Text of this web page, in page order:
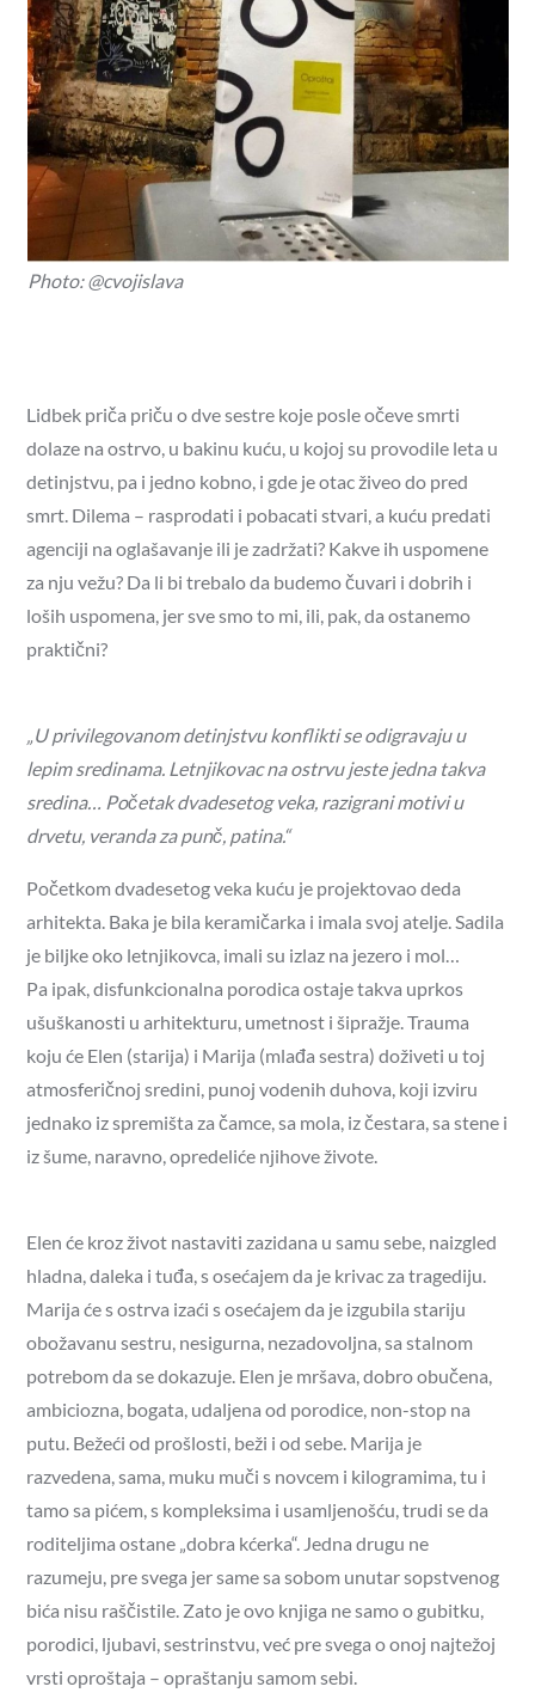
Photo: @cvojislava
Lidbek priča priču o dve sestre koje posle očeve smrti
dolaze na ostrvo, u bakinu kuću, u kojoj su provodile leta u
detinjstvu, pa i jedno kobno, i gde je otac živeo do pred
smrt. Dilema – rasprodati i pobacati stvari, a kuću predati
agenciji na oglašavanje ili je zadržati? Kakve ih uspomene
za nju vežu? Da li bi trebalo da budemo čuvari i dobrih i
loših uspomena, jer sve smo to mi, ili, pak, da ostanemo
praktični?
„U privilegovanom detinjstvu konflikti se odigravaju u
lepim sredinama. Letnjikovac na ostrvu jeste jedna takva
sredina… Početak dvadesetog veka, razigrani motivi u
drvetu, veranda za punč, patina.“
Početkom dvadesetog veka kuću je projektovao deda
arhitekta. Baka je bila keramičarka i imala svoj atelje. Sadila
je biljke oko letnjikovca, imali su izlaz na jezero i mol…
Pa ipak, disfunkcionalna porodica ostaje takva uprkos
ušuškanosti u arhitekturu, umetnost i šipražje. Trauma
koju će Elen (starija) i Marija (mlađa sestra) doživeti u toj
atmosferičnoj sredini, punoj vodenih duhova, koji izviru
jednako iz spremišta za čamce, sa mola, iz čestara, sa stene i
iz šume, naravno, opredeliće njihove živote.
Elen će kroz život nastaviti zazidana u samu sebe, naizgled
hladna, daleka i tuđa, s osećajem da je krivac za tragediju.
Marija će s ostrva izaći s osećajem da je izgubila stariju
obožavanu sestru, nesigurna, nezadovoljna, sa stalnom
potrebom da se dokazuje. Elen je mršava, dobro obučena,
ambiciozna, bogata, udaljena od porodice, non-stop na
putu. Bežeći od prošlosti, beži i od sebe. Marija je
razvedena, sama, muku muči s novcem i kilogramima, tu i
tamo sa pićem, s kompleksima i usamljenošću, trudi se da
roditeljima ostane „dobra kćerka“. Jedna drugu ne
razumeju, pre svega jer same sa sobom unutar sopstvenog
bića nisu raščistile. Zato je ovo knjiga ne samo o gubitku,
porodici, ljubavi, sestrinstvu, već pre svega o onoj najtežoj
vrsti oproštaja – opraštanju samom sebi.